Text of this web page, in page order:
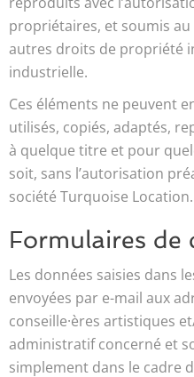
propriétaires, et soumis
autres droits de propriété
industrielle.
Ces éléments ne peuvent
utilisés, copiés, adaptés,
à quelque titre et pour
soit, sans l’autorisation
société Turquoise Location.
Formulaires de
Les données saisies dans
envoyées par e-mail aux
conseille·ères artistiques
administratif concerné et
simplement dans le cadre